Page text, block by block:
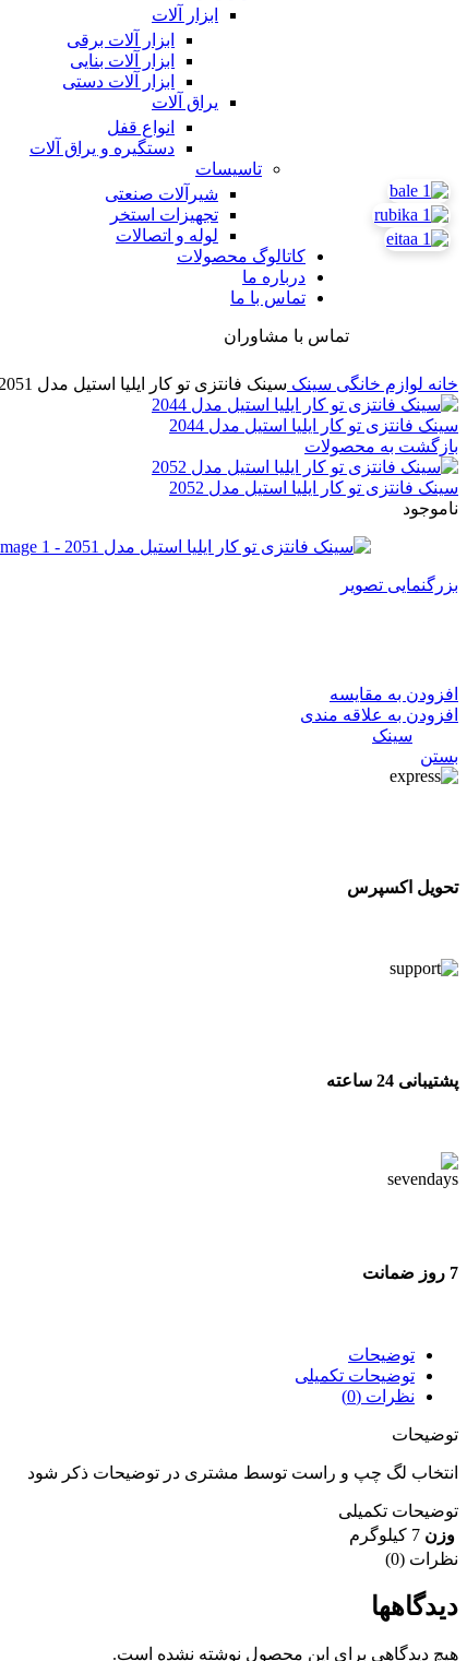
ابزار آلات
ابزار آلات برقی
ابزار آلات بنایی
ابزار آلات دستی
یراق آلات
انواع قفل
دستگیره و یراق آلات
تاسیسات
شیرآلات صنعتی
تجهیزات استخر
لوله و اتصالات
کاتالوگ محصولات
درباره ما
تماس با ما
تماس با مشاوران
خانه لوازم خانگی سینک سینک فانتزی تو کار ایلیا استیل مدل 2051
سینک فانتزی تو کار ایلیا استیل مدل 2044
بازگشت به محصولات
سینک فانتزی تو کار ایلیا استیل مدل 2052
ناموجود
بزرگنمایی تصویر
افزودن به مقایسه
افزودن به علاقه مندی
سینک
بستن
تحویل اکسپرس
پشتیبانی 24 ساعته
7 روز ضمانت
توضیحات
توضیحات تکمیلی
نظرات (0)
توضیحات
انتخاب لگ چپ و راست توسط مشتری در توضیحات ذکر شود
توضیحات تکمیلی
وزن 7 کیلوگرم
نظرات (0)
دیدگاهها
هیچ دیدگاهی برای این محصول نوشته نشده است.